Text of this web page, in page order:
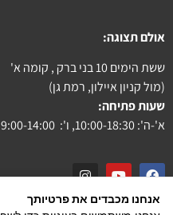
אולם תצוגה:
ששת הימים 10 בני ברק , קומה א'
(מול קניון איילון, רמת גן)
שעות פתיחה:
א'-ה': 10:00-18:30, ו': 9:00-14:00
צור קשר
אנחנו מכבדים את פרטיותך